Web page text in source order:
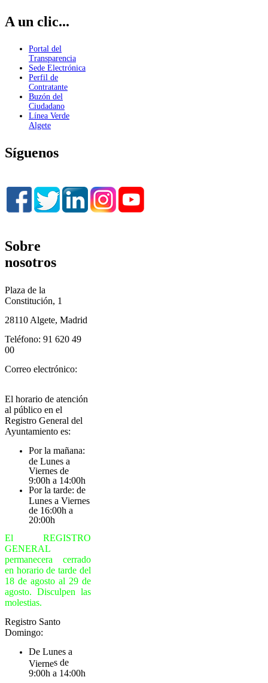
A un clic...
Portal del
Transparencia
Sede Electrónica
Perfil de
Contratante
Buzón del
Ciudadano
Línea Verde
Algete
Síguenos
Sobre
nosotros
Plaza de la
Constitución, 1
28110 Algete, Madrid
Teléfono: 91 620 49
00
Correo electrónico:
El horario de atención
al público en el
Registro General del
Ayuntamiento es:
Por la mañana:
de Lunes a
Viernes de
9:00h a 14:00h
Por la tarde: de
Lunes a Viernes
de 16:00h a
20:00h
El REGISTRO
GENERAL
permanecera cerrado
en horario de tarde del
18 de agosto al 29 de
agosto. Disculpen las
molestias.
Registro Santo
Domingo:
De Lunes a
Viernes de
9:00h a 14:00h